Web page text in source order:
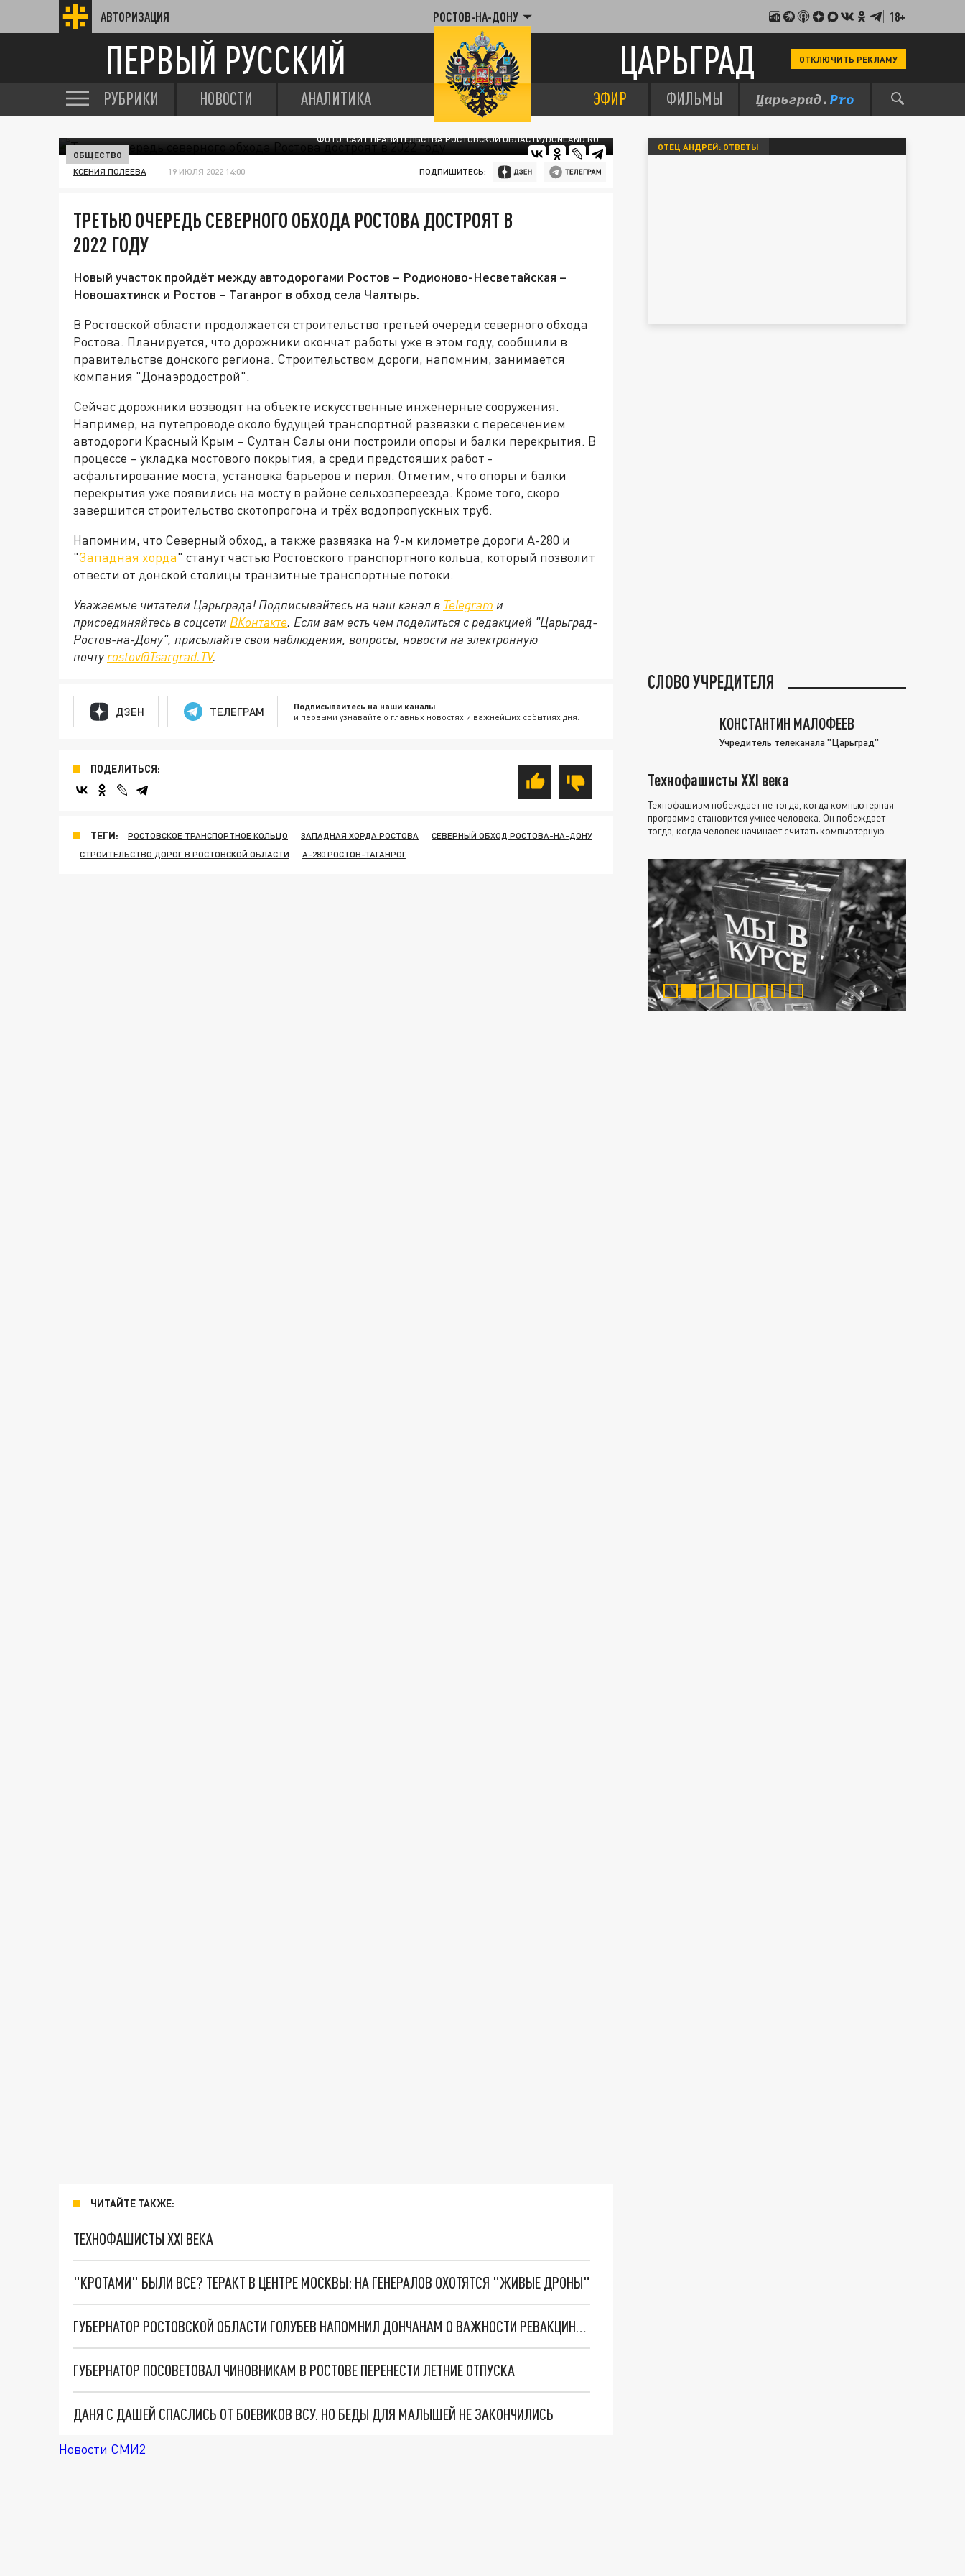
АВТОРИЗАЦИЯ РОСТОВ-НА-ДОНУ 18+
ПЕРВЫЙ РУССКИЙ ЦАРЬГРАД ОТКЛЮЧИТЬ РЕКЛАМУ
РУБРИКИ НОВОСТИ АНАЛИТИКА ЭФИР ФИЛЬМЫ
ФОТО: САЙТ ПРАВИТЕЛЬСТВА РОСТОВСКОЙ ОБЛАСТИ/DONLAND.RU
ОБЩЕСТВО
КСЕНИЯ ПОЛЕЕВА 19 ИЮЛЯ 2022 14:00 ПОДПИШИТЕСЬ:
ТРЕТЬЮ ОЧЕРЕДЬ СЕВЕРНОГО ОБХОДА РОСТОВА ДОСТРОЯТ В
2022 ГОДУ
Новый участок пройдёт между автодорогами Ростов – Родионово-Несветайская –
Новошахтинск и Ростов – Таганрог в обход села Чалтырь.
В Ростовской области продолжается строительство третьей очереди северного обхода
Ростова. Планируется, что дорожники окончат работы уже в этом году, сообщили в
правительстве донского региона. Строительством дороги, напомним, занимается
компания "Донаэродострой".
Сейчас дорожники возводят на объекте искусственные инженерные сооружения.
Например, на путепроводе около будущей транспортной развязки с пересечением
автодороги Красный Крым – Султан Салы они построили опоры и балки перекрытия. В
процессе – укладка мостового покрытия, а среди предстоящих работ -
асфальтирование моста, установка барьеров и перил. Отметим, что опоры и балки
перекрытия уже появились на мосту в районе сельхозпереезда. Кроме того, скоро
завершится строительство скотопрогона и трёх водопропускных труб.
Напомним, что Северный обход, а также развязка на 9-м километре дороги А-280 и
"Западная хорда" станут частью Ростовского транспортного кольца, который позволит
отвести от донской столицы транзитные транспортные потоки.
Уважаемые читатели Царьграда! Подписывайтесь на наш канал в Telegram и
присоединяйтесь в соцсети ВКонтакте. Если вам есть чем поделиться с редакцией "Царьград-
Ростов-на-Дону", присылайте свои наблюдения, вопросы, новости на электронную
почту rostov@Tsargrad.ТV.
ДЗЕН ТЕЛЕГРАМ Подписывайтесь на наши каналы
и первыми узнавайте о главных новостях и важнейших событиях дня.
ПОДЕЛИТЬСЯ:
ТЕГИ: РОСТОВСКОЕ ТРАНСПОРТНОЕ КОЛЬЦО ЗАПАДНАЯ ХОРДА РОСТОВА
СЕВЕРНЫЙ ОБХОД РОСТОВА-НА-ДОНУ
СТРОИТЕЛЬСТВО ДОРОГ В РОСТОВСКОЙ ОБЛАСТИ
А-280 РОСТОВ-ТАГАНРОГ
ЧИТАЙТЕ ТАКЖЕ:
ТЕХНОФАШИСТЫ XXI ВЕКА
"КРОТАМИ" БЫЛИ ВСЕ? ТЕРАКТ В ЦЕНТРЕ МОСКВЫ: НА ГЕНЕРАЛОВ ОХОТЯТСЯ "ЖИВЫЕ ДРОНЫ"
ГУБЕРНАТОР РОСТОВСКОЙ ОБЛАСТИ ГОЛУБЕВ НАПОМНИЛ ДОНЧАНАМ О ВАЖНОСТИ РЕВАКЦИНАЦИИ ОТ COVID-19
ГУБЕРНАТОР ПОСОВЕТОВАЛ ЧИНОВНИКАМ В РОСТОВЕ ПЕРЕНЕСТИ ЛЕТНИЕ ОТПУСКА
ДАНЯ С ДАШЕЙ СПАСЛИСЬ ОТ БОЕВИКОВ ВСУ. НО БЕДЫ ДЛЯ МАЛЫШЕЙ НЕ ЗАКОНЧИЛИСЬ
Новости СМИ2
ОТЕЦ АНДРЕЙ: ОТВЕТЫ
СЛОВО УЧРЕДИТЕЛЯ
КОНСТАНТИН МАЛОФЕЕВ
Учредитель телеканала "Царьград"
Технофашисты XXI века
Технофашизм побеждает не тогда, когда компьютерная
программа становится умнее человека. Он побеждает
тогда, когда человек начинает считать компьютерную